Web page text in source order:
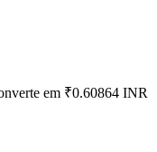
em ₹0.60864 INR